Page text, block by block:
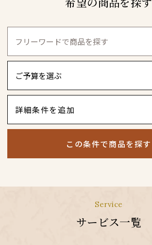
詳細条件を追加
この条件で商品を探す
Service
サービス一覧